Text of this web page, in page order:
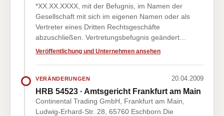
*XX.XX.XXXX, mit der Befugnis, im Namen der
Gesellschaft mit sich im eigenen Namen oder als
Vertreter eines Dritten Rechtsgeschäfte
abzuschließen. Vertretungsbefugnis geändert…
Veröffentlichung und Unternehmen ansehen
VERÄNDERUNGEN 20.04.2009
HRB 54523 · Amtsgericht Frankfurt am Main
Continental Trading GmbH, Frankfurt am Main,
Ludwig-Erhard-Str. 28, 65760 Eschborn.Die